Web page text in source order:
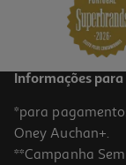
Informações
*para
Oney Auchan+.
**Campanha